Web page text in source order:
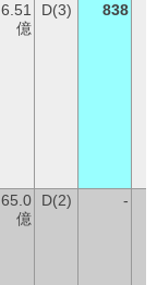
6.51
億
D(3) 838
65.0
億
D(2) -